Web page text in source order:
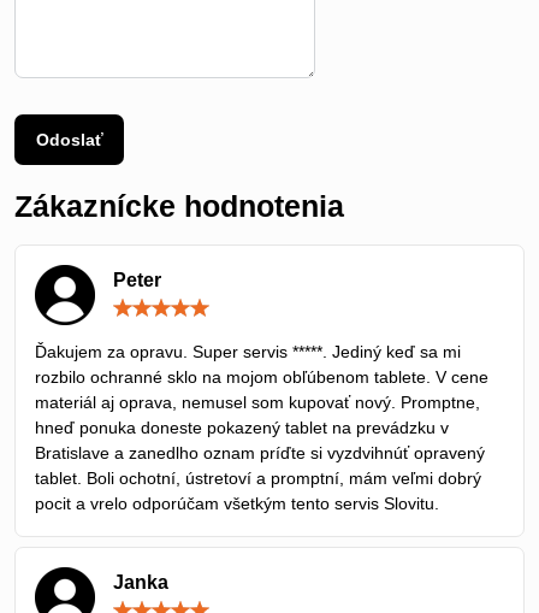
Odoslať
Zákaznícke hodnotenia
Peter
5
Ďakujem za opravu. Super servis *****. Jediný keď sa mi
rozbilo ochranné sklo na mojom obľúbenom tablete. V cene
materiál aj oprava, nemusel som kupovať nový. Promptne,
hneď ponuka doneste pokazený tablet na prevádzku v
Bratislave a zanedlho oznam príďte si vyzdvihnúť opravený
tablet. Boli ochotní, ústretoví a promptní, mám veľmi dobrý
pocit a vrelo odporúčam všetkým tento servis Slovitu.
Janka